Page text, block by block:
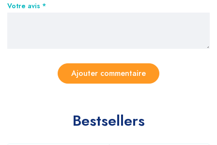
Votre avis *
Bestsellers